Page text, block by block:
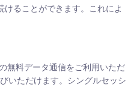
ることができます。これによ
無料データ通信をご利用いただ
いただけます。シングルセッシ